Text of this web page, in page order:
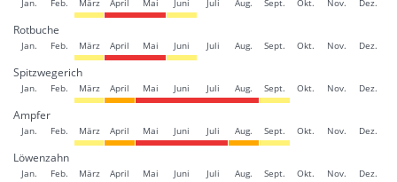
Jan. Feb. März April Mai Juni Juli Aug. Sept. Okt. Nov. Dez.
Rotbuche
Jan. Feb. März April Mai Juni Juli Aug. Sept. Okt. Nov. Dez.
Spitzwegerich
Jan. Feb. März April Mai Juni Juli Aug. Sept. Okt. Nov. Dez.
Ampfer
Jan. Feb. März April Mai Juni Juli Aug. Sept. Okt. Nov. Dez.
Löwenzahn
Jan. Feb. März April Mai Juni Juli Aug. Sept. Okt. Nov. Dez.